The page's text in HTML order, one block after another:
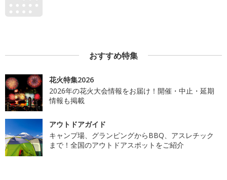
おすすめ特集
花火特集2026
2026年の花火大会情報をお届け！開催・中止・延期
情報も掲載
アウトドアガイド
キャンプ場、グランピングからBBQ、アスレチック
まで！全国のアウトドアスポットをご紹介